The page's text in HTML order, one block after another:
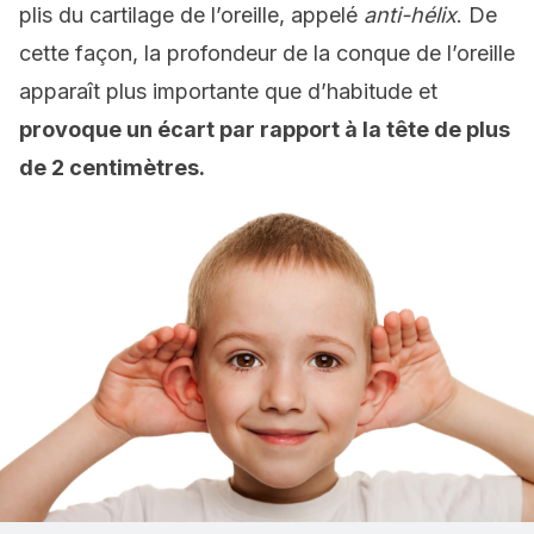
plis du cartilage de l’oreille, appelé anti-hélix. De
cette façon, la profondeur de la conque de l’oreille
apparaît plus importante que d’habitude et
provoque un écart par rapport à la tête de plus
de 2 centimètres.